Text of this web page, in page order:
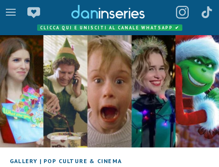
CLICCA QUI E UNISCITI AL CANALE WHATSAPP ✔
GALLERY | POP CULTURE & CINEMA